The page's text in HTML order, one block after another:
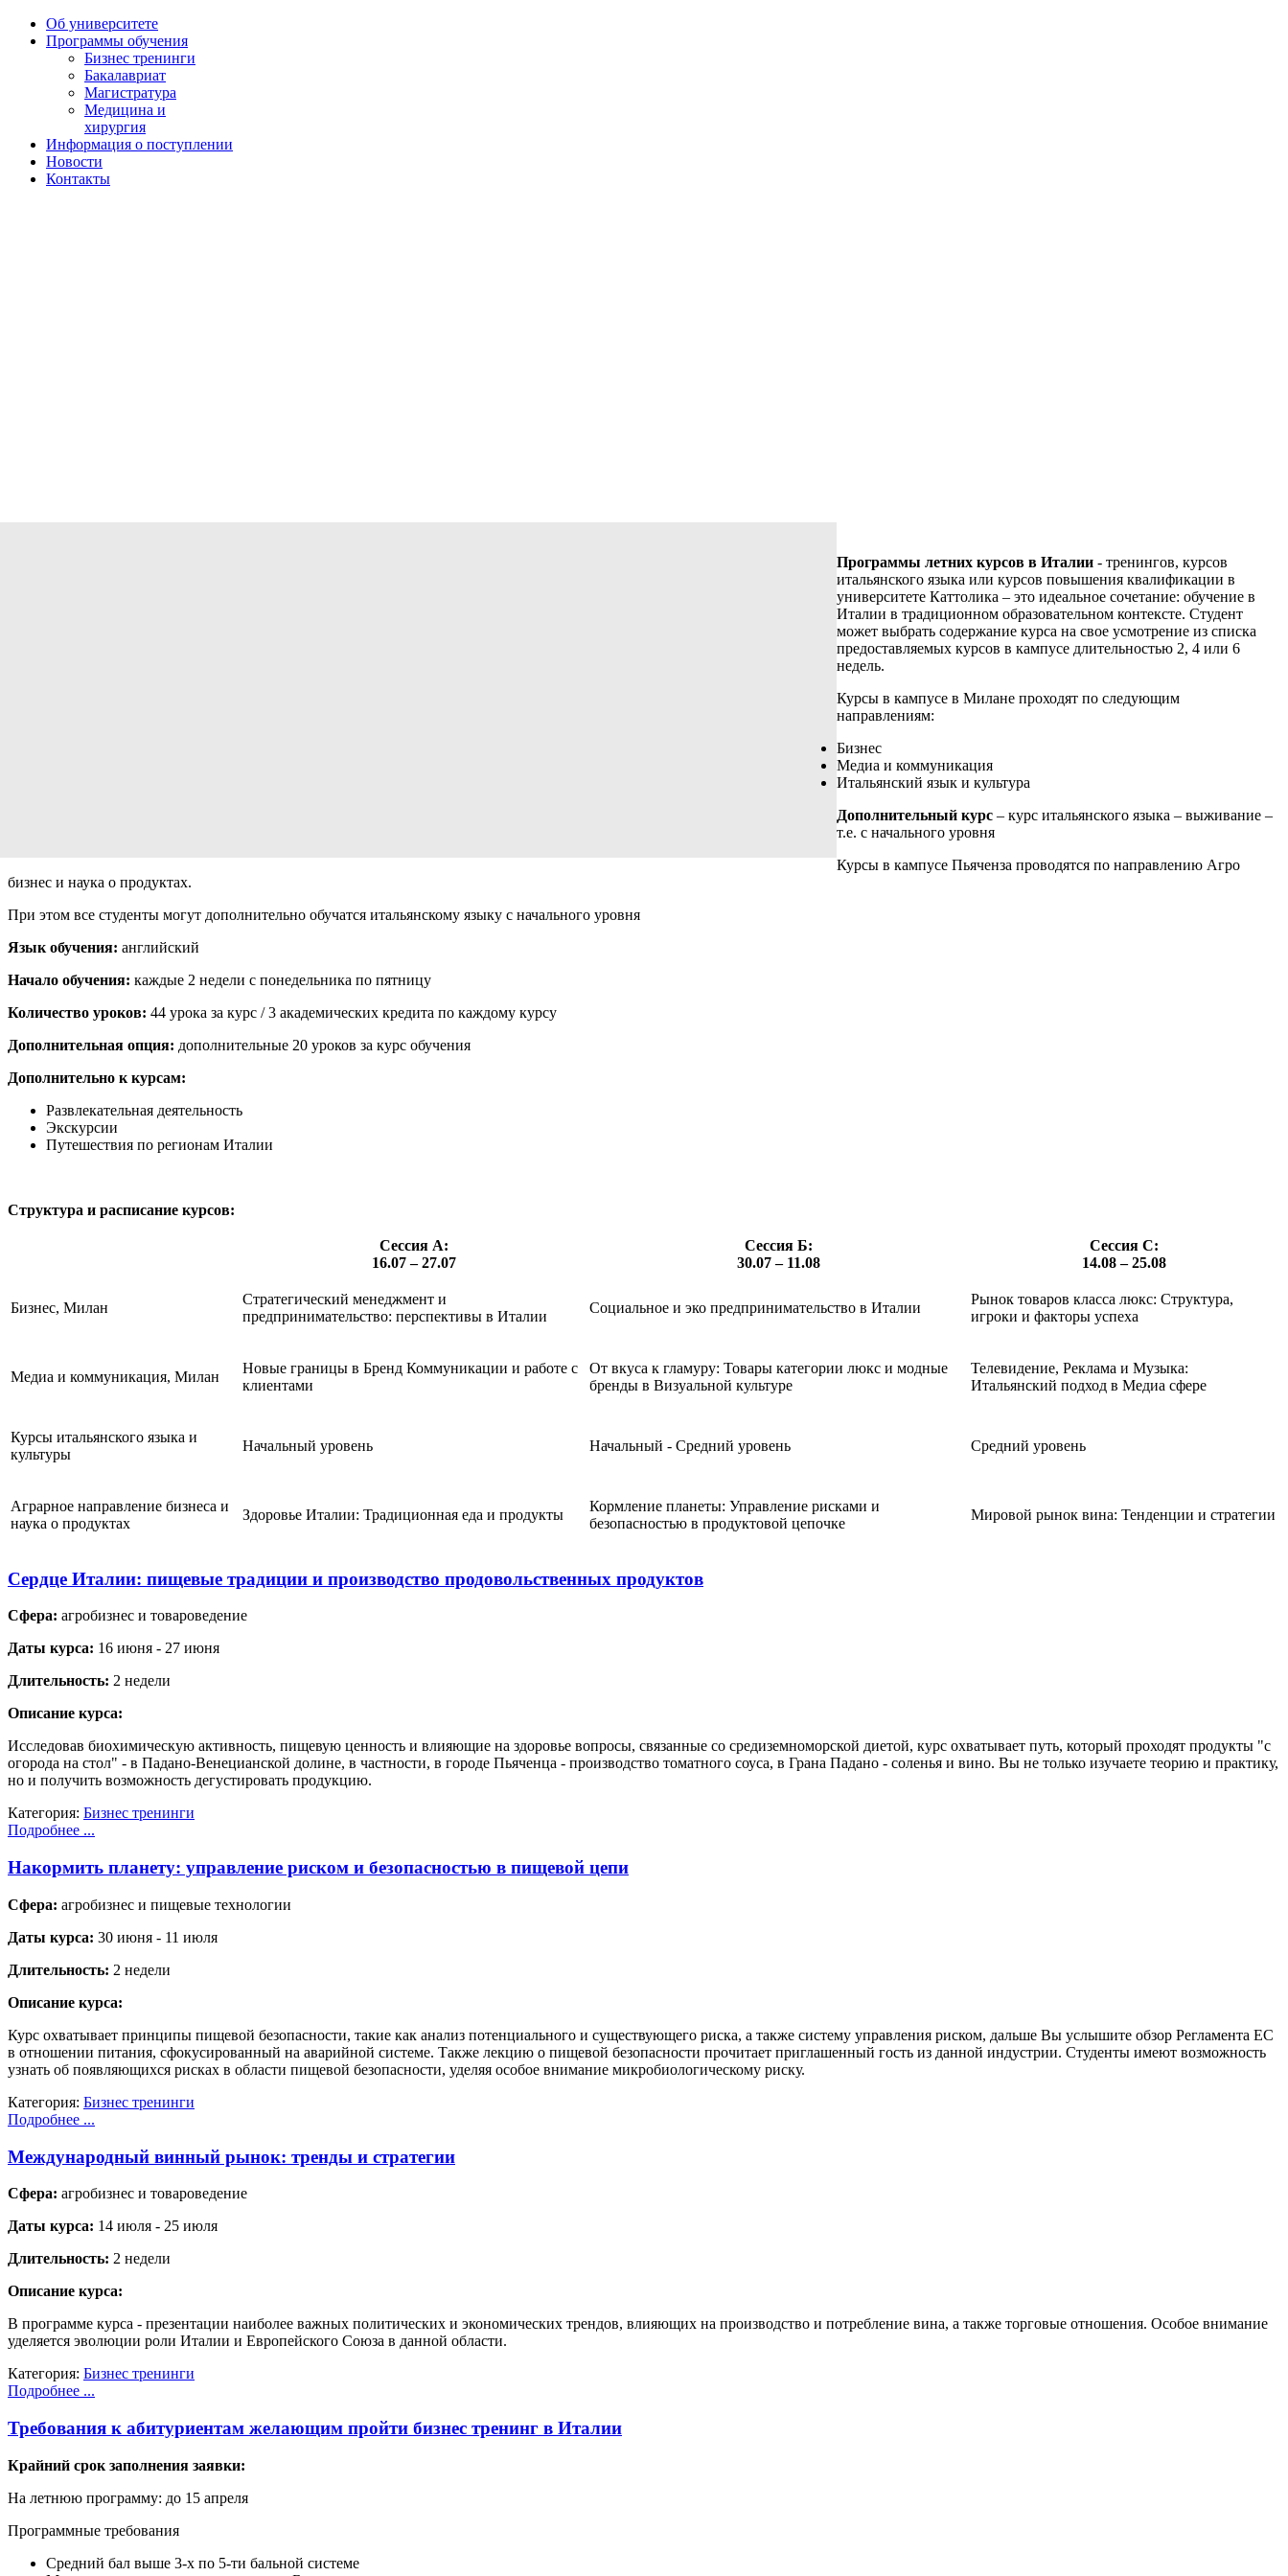
Об университете
Программы обучения
Бизнес тренинги
Бакалавриат
Магистратура
Медицина и
хирургия
Информация о поступлении
Новости
Контакты
Программы летних курсов в Италии - тренингов, курсов
итальянского языка или курсов повышения квалификации в
университете Каттолика – это идеальное сочетание: обучение в
Италии в традиционном образовательном контексте. Студент
может выбрать содержание курса на свое усмотрение из списка
предоставляемых курсов в кампусе длительностью 2, 4 или 6
недель.
Курсы в кампусе в Милане проходят по следующим
направлениям:
Бизнес
Медиа и коммуникация
Итальянский язык и культура
Дополнительный курс – курс итальянского языка – выживание –
т.е. с начального уровня
Курсы в кампусе Пьяченза проводятся по направлению Агро
бизнес и наука о продуктах.
При этом все студенты могут дополнительно обучатся итальянскому языку с начального уровня
Язык обучения: английский
Начало обучения: каждые 2 недели с понедельника по пятницу
Количество уроков: 44 урока за курс / 3 академических кредита по каждому курсу
Дополнительная опция: дополнительные 20 уроков за курс обучения
Дополнительно к курсам:
Развлекательная деятельность
Экскурсии
Путешествия по регионам Италии
Структура и расписание курсов:
Сессия А:
16.07 – 27.07
Сессия Б:
30.07 – 11.08
Сессия С:
14.08 – 25.08
Бизнес, Милан
Стратегический менеджмент и
предпринимательство: перспективы в Италии
Социальное и эко предпринимательство в Италии
Рынок товаров класса люкс: Структура,
игроки и факторы успеха
Медиа и коммуникация, Милан
Новые границы в Бренд Коммуникации и работе с
клиентами
От вкуса к гламуру: Товары категории люкс и модные
бренды в Визуальной культуре
Телевидение, Реклама и Музыка:
Итальянский подход в Медиа сфере
Курсы итальянского языка и
культуры
Начальный уровень Начальный - Средний уровень Средний уровень
Аграрное направление бизнеса и
наука о продуктах
Здоровье Италии: Традиционная еда и продукты
Кормление планеты: Управление рисками и
безопасностью в продуктовой цепочке
Мировой рынок вина: Тенденции и стратегии
Сердце Италии: пищевые традиции и производство продовольственных продуктов
Сфера: агробизнес и товароведение
Даты курса: 16 июня - 27 июня
Длительность: 2 недели
Описание курса:
Исследовав биохимическую активность, пищевую ценность и влияющие на здоровье вопросы, связанные со средиземноморской диетой, курс охватывает путь, который проходят продукты "с
огорода на стол" - в Падано-Венецианской долине, в частности, в городе Пьяченца - производство томатного соуса, в Грана Падано - соленья и вино. Вы не только изучаете теорию и практику,
но и получить возможность дегустировать продукцию.
Категория: Бизнес тренинги
Подробнее ...
Накормить планету: управление риском и безопасностью в пищевой цепи
Сфера: агробизнес и пищевые технологии
Даты курса: 30 июня - 11 июля
Длительность: 2 недели
Описание курса:
Курс охватывает принципы пищевой безопасности, такие как анализ потенциального и существующего риска, а также систему управления риском, дальше Вы услышите обзор Регламента ЕС
в отношении питания, сфокусированный на аварийной системе. Также лекцию о пищевой безопасности прочитает приглашенный гость из данной индустрии. Студенты имеют возможность
узнать об появляющихся рисках в области пищевой безопасности, уделяя особое внимание микробиологическому риску.
Категория: Бизнес тренинги
Подробнее ...
Международный винный рынок: тренды и стратегии
Сфера: агробизнес и товароведение
Даты курса: 14 июля - 25 июля
Длительность: 2 недели
Описание курса:
В программе курса - презентации наиболее важных политических и экономических трендов, влияющих на производство и потребление вина, а также торговые отношения. Особое внимание
уделяется эволюции роли Италии и Европейского Союза в данной области.
Категория: Бизнес тренинги
Подробнее ...
Требования к абитуриентам желающим пройти бизнес тренинг в Италии
Крайний срок заполнения заявки:
На летнюю программу: до 15 апреля
Программные требования
Средний бал выше 3-х по 5-ти бальной системе